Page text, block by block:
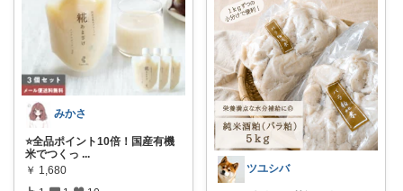
みかさ
⭐️全品ポイント10倍！国産有機
米でつくっ ...
￥ 1,680 ツユシバ